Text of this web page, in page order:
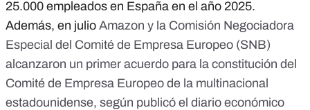
25.000 empleados en España en el año 2025.
Además, en julio Amazon y la Comisión Negociadora
Especial del Comité de Empresa Europeo (SNB)
alcanzaron un primer acuerdo para la constitución del
Comité de Empresa Europeo de la multinacional
estadounidense, según publicó el diario económico